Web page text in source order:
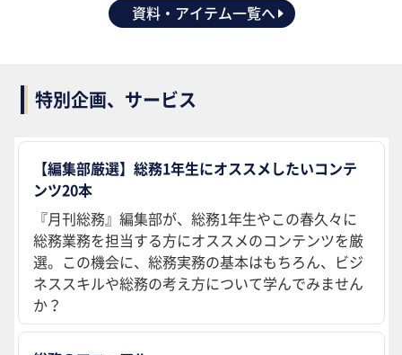
資料・アイテム一覧へ
特別企画、サービス
【編集部厳選】総務1年生にオススメしたいコンテ
ンツ20本
『月刊総務』編集部が、総務1年生やこの春久々に
総務業務を担当する方にオススメのコンテンツを厳
選。この機会に、総務実務の基本はもちろん、ビジ
ネススキルや総務の考え方について学んでみません
か？